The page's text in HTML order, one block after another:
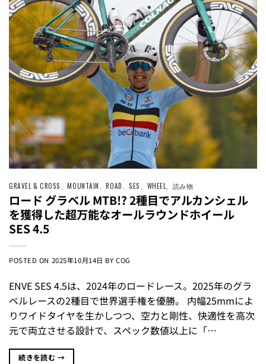
GRAVEL & CROSS、MOUNTAIN、ROAD、SES、 WHEEL、 読み物
ロード グラベル MTB!? 2種目でアルカンシェル
を獲得した超万能なオールラウンドホイール
SES 4.5
POSTED ON 2025年10月14日 BYCOG
ENVE SES 4.5は、2024年のロードレース。2025年のグラ
ベルレースの2種目で世界選手権を優勝。 内幅25mmによ
りワイドタイヤを生かしつつ、空力と剛性、快適性を高次
元で両立させる設計で、スペック数値以上に「…
続きを読む →